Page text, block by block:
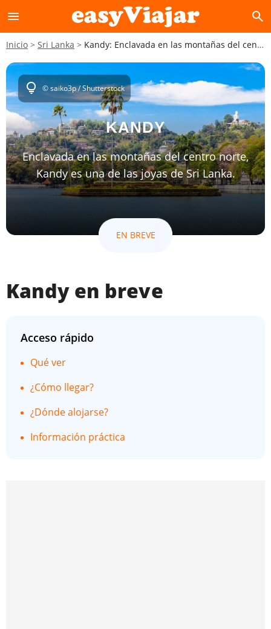
menu search
Inicio Sri Lanka Kandy: Enclavada en las montañas del centro norte, Kandy es una de las joyas de Sri Lanka.
lightbulb © saiko3p / Shutterstock
KANDY
Enclavada en las montañas del centro norte,
Kandy es una de las joyas de Sri Lanka.
EN BREVE
Kandy en breve
Acceso rápido
Qué ver
¿Cómo llegar?
¿Dónde alojarse?
Información práctica